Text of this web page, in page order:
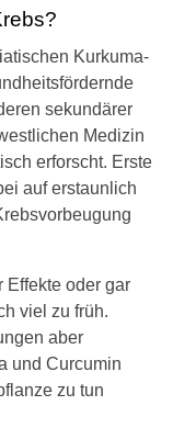
Kurkuma-
sekundärer
Medizin
erforscht. Erste
auf erstaunlich
Effekte oder gar
viel zu früh.
aber
und Curcumin
zu tun